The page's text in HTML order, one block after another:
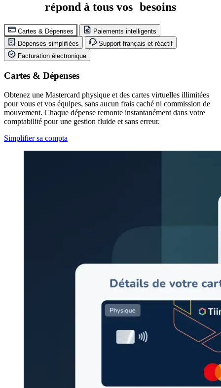
répond à tous vos besoins
Cartes & Dépenses
Paiements intelligents
Dépenses simplifiées
Support français et réactif
Facturation électronique
Cartes & Dépenses
Obtenez une Mastercard physique et des cartes virtuelles illimitées
pour vous et vos équipes, sans aucun frais caché ni commission de
mouvement. Chaque dépense remonte instantanément dans votre
comptabilité pour une gestion fluide et sans erreur.
Simplifier sa compta